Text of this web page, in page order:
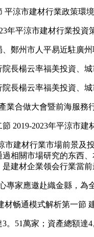
市建材行業政策環境
平涼市建材行業投資
州市人平易近駐廣州
楊云率福美投資、城
楊云率福美投資、城
合做大會暨前海服務
2023年平涼市建
建材行業市場前景及
相關市場研究的东西
建材企業领会行業當
家應邀赴織金縣，為
通模式解析第一節
萬家；資產總額達4